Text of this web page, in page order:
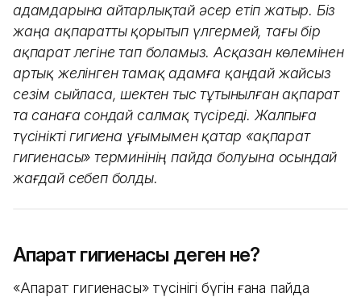
адамдарына айтарлықтай әсер етіп жатыр. Біз
жаңа ақпаратты қорытып үлгермей, тағы бір
ақпарат легіне тап боламыз. Асқазан көлемінен
артық желінген тамақ адамға қандай жайсыз
сезім сыйласа, шектен тыс тұтынылған ақпарат
та санаға сондай салмақ түсіреді. Жалпыға
түсінікті гигиена ұғымымен қатар «ақпарат
гигиенасы» терминінің пайда болуына осындай
жағдай себеп болды.
Ақпарат гигиенасы деген не?
«Ақпарат гигиенасы» түсінігі бүгін ғана пайда